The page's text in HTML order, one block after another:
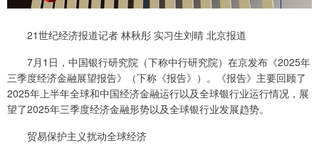
21世纪经济报道记者 林秋彤 实习生刘晴 北京报道
7月1日，中国银行研究院（下称中行研究院）在京发布《2025年
三季度经济金融展望报告》（下称《报告》）。《报告》主要回顾了
2025年上半年全球和中国经济金融运行以及全球银行业运行情况，展
望了2025年三季度经济金融形势以及全球银行业发展趋势。
贸易保护主义扰动全球经济